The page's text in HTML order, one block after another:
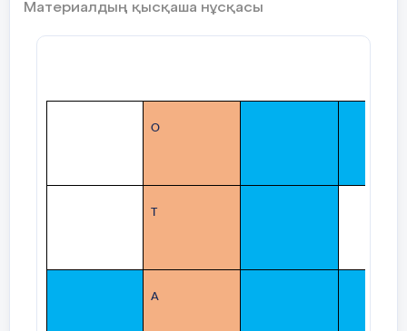
Материалдың қысқаша нұсқасы
О
Т
А